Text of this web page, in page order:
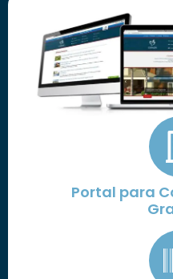
Portal para